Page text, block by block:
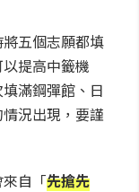
五個志願都填
提高中籤機
滿鋼彈館、日
況出現，要謹
自「先搶先